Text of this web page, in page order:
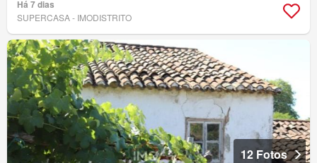
Há 7 dias
SUPERCASA - IMODISTRITO
12 Fotos